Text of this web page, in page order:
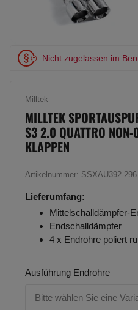
Nicht zugelassen im
Milltek
MILLTEK
S3 2.0 QUATTRO NON-
KLAPPEN
Artikelnummer: SSXAU392-296
Lieferumfang:
Mittelschalldämpfer-
Endschalldämpfer
4 x Endrohre poliert
Ausführung Endrohre
Bitte wählen Sie eine